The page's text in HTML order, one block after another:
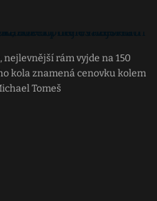
nejlevnější rám vyjde na 150
kola znamená cenovku kolem
Tomeš